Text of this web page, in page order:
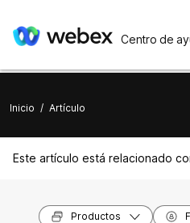
Centro de
Inicio / Artículo
Este artículo está relacionado
Productos